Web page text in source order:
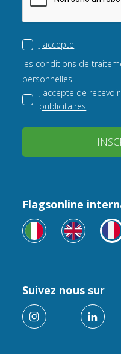
J'accepte
les conditions de
personnelles
J'accepte de recevoir
publicitaires
Flagsonline
Suivez nous sur